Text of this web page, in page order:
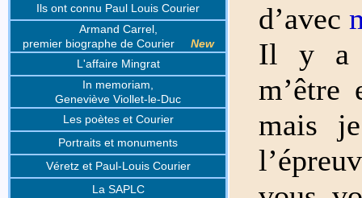
Ils ont connu Paul Louis Courier
Armand Carrel,
premier biographe de CourierNew
L'affaire Mingrat
In memoriam,
Geneviève Viollet-le-Duc
Les poètes et Courier
Portraits et monuments
Véretz et Paul-Louis Courier
La SAPLC
d’avec
Il y a
m’être
mais